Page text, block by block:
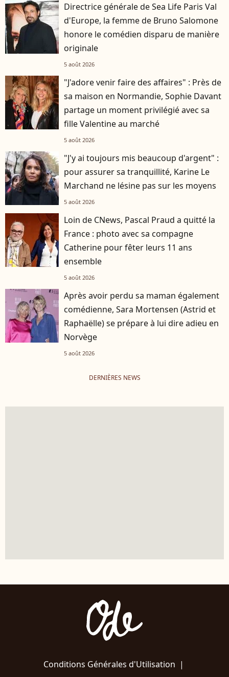
Directrice générale de Sea Life Paris Val
d'Europe, la femme de Bruno Salomone
honore le comédien disparu de manière
originale
5 août 2026
"J'adore venir faire des affaires" : Près de
sa maison en Normandie, Sophie Davant
partage un moment privilégié avec sa
fille Valentine au marché
5 août 2026
"J'y ai toujours mis beaucoup d'argent" :
pour assurer sa tranquillité, Karine Le
Marchand ne lésine pas sur les moyens
5 août 2026
Loin de CNews, Pascal Praud a quitté la
France : photo avec sa compagne
Catherine pour fêter leurs 11 ans
ensemble
5 août 2026
Après avoir perdu sa maman également
comédienne, Sara Mortensen (Astrid et
Raphaëlle) se prépare à lui dire adieu en
Norvège
5 août 2026
DERNIÈRES NEWS
Conditions Générales d'Utilisation |